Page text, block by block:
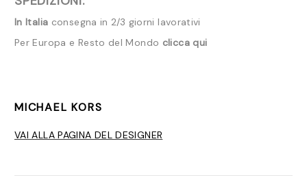
In Italia consegna in 2/3 giorni lavorativi
Per Europa e Resto del Mondo clicca qui
MICHAEL KORS
VAI ALLA PAGINA DEL DESIGNER